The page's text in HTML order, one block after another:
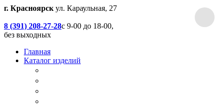
г. Красноярск ул. Караульная, 27
8 (391) 208-27-28с 9-00 до 18-00,
без выходных
Главная
Каталог изделий